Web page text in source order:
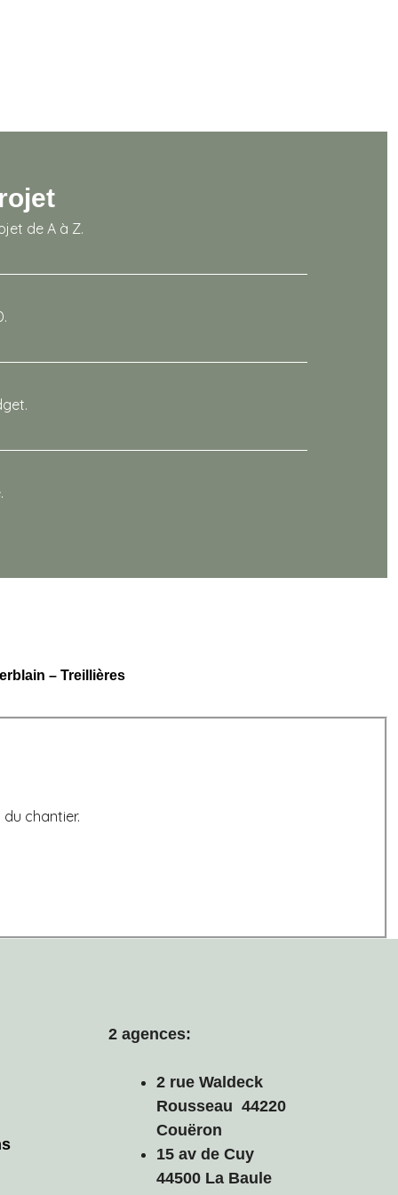
de A à Z.
– Treillières
chantier.
2 agences:
2 rue Waldeck
Rousseau 44220
Couëron
15 av de Cuy
44500 La Baule